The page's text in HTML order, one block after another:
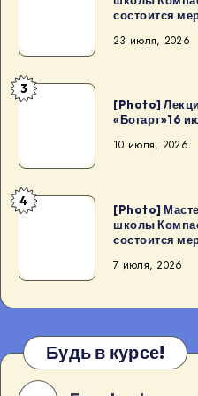
в
Библиотека
июля
в
мероприятие
[…]
состоится
23 июля, 2026
[Photo]
Подгорица:
«Богарт»16
19.
3
[Photo]
«Богарт»16
10 июля, 2026
[Photo]
в
школы
Компас10
июля
4
[Photo]
школы
состоится
7 июля, 2026
Будь в курсе!